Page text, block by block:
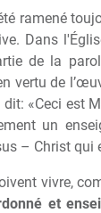
ramené
Dans
de la
vertu de l’œ
«Ceci est
un
– Christ qui
vivre,
et